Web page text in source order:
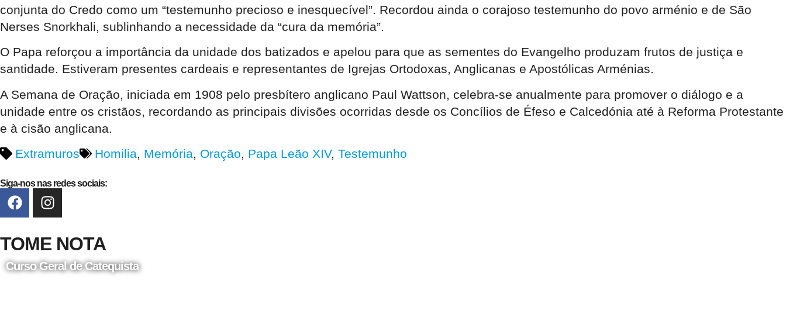
conjunta do Credo como um “testemunho precioso e inesquecível”. Recordou ainda o corajoso testemunho do povo arménio e de São
Nerses Snorkhali, sublinhando a necessidade da “cura da memória”.
O Papa reforçou a importância da unidade dos batizados e apelou para que as sementes do Evangelho produzam frutos de justiça e
santidade. Estiveram presentes cardeais e representantes de Igrejas Ortodoxas, Anglicanas e Apostólicas Arménias.
A Semana de Oração, iniciada em 1908 pelo presbítero anglicano Paul Wattson, celebra-se anualmente para promover o diálogo e a
unidade entre os cristãos, recordando as principais divisões ocorridas desde os Concílios de Éfeso e Calcedónia até à Reforma Protestante
e à cisão anglicana.
Extramuros
Homilia, Memória, Oração, Papa Leão XIV, Testemunho
Siga-nos nas redes sociais:
TOME NOTA
Curso Geral de Catequista